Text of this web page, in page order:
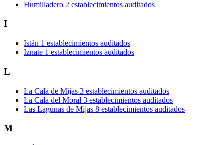
Humilladero 2 establecimientos auditados
I
Istán 1 establecimientos auditados
Iznate 1 establecimientos auditados
L
La Cala de Mijas 3 establecimientos auditados
La Cala del Moral 3 establecimientos auditados
Las Lagunas de Mijas 8 establecimientos auditados
M